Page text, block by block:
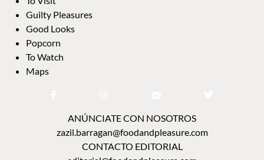
Guilty Pleasures
Good Looks
Popcorn
To Watch
Maps
ANÚNCIATE CON NOSOTROS
zazil.barragan@foodandpleasure.com
CONTACTO EDITORIAL